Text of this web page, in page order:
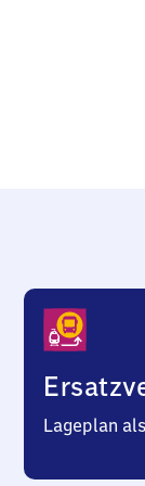
Lageplan